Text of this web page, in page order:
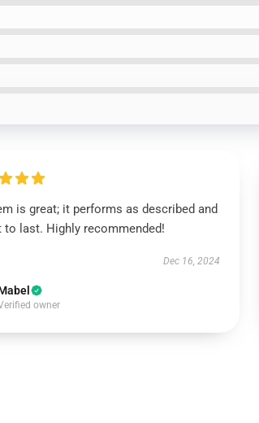
is great; it performs as described and
to last. Highly recommended!
Dec 16, 2024
owner